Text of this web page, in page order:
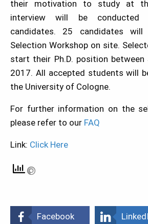
their motivation to study at
interview will be conducted
candidates. 25 candidates
Selection Workshop on site.
start their Ph.D. position between
2017. All accepted students will
the University of Cologne.
For further information on the
please refer to our FAQ
Link: Click Here
Facebook